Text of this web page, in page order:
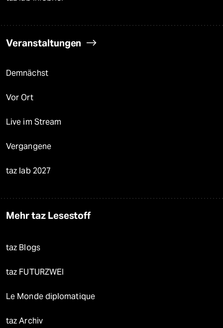
Veranstaltungen
Demnächst
Vor Ort
Live im Stream
Vergangene
taz lab 2027
Mehr taz Lesestoff
taz Blogs
taz FUTURZWEI
Le Monde diplomatique
taz Archiv